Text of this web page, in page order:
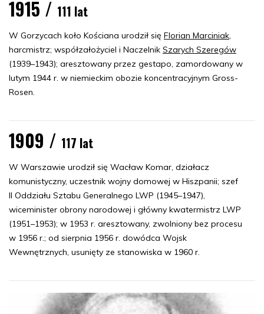
1915 / 111 lat
W Gorzycach koło Kościana urodził się Florian Marciniak,
harcmistrz; współzałożyciel i Naczelnik Szarych Szeregów
(1939–1943); aresztowany przez gestapo, zamordowany w
lutym 1944 r. w niemieckim obozie koncentracyjnym Gross-
Rosen.
1909 / 117 lat
W Warszawie urodził się Wacław Komar, działacz
komunistyczny, uczestnik wojny domowej w Hiszpanii; szef
II Oddziału Sztabu Generalnego LWP (1945–1947),
wiceminister obrony narodowej i główny kwatermistrz LWP
(1951–1953); w 1953 r. aresztowany, zwolniony bez procesu
w 1956 r.; od sierpnia 1956 r. dowódca Wojsk
Wewnętrznych, usunięty ze stanowiska w 1960 r.